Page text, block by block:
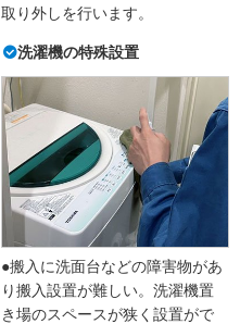
取り外しを行います。
洗濯機の特殊設置
●搬入に洗面台などの障害物があ
り搬入設置が難しい。洗濯機置
き場のスペースが狭く設置がで